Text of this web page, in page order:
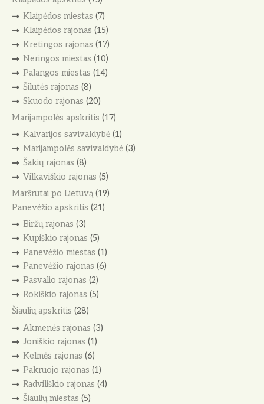
Klaipėdos miestas (7)
Klaipėdos rajonas (15)
Kretingos rajonas (17)
Neringos miestas (10)
Palangos miestas (14)
Šilutės rajonas (8)
Skuodo rajonas (20)
Marijampolės apskritis (17)
Kalvarijos savivaldybė(1)
Marijampolės savivaldybė(3)
Šakių rajonas (8)
Vilkaviškio rajonas (5)
Maršrutai po Lietuvą(19)
Panevėžio apskritis (21)
Biržų rajonas (3)
Kupiškio rajonas (5)
Panevėžio miestas (1)
Panevėžio rajonas (6)
Pasvalio rajonas (2)
Rokiškio rajonas (5)
Šiaulių apskritis (28)
Akmenės rajonas (3)
Joniškio rajonas (1)
Kelmės rajonas (6)
Pakruojo rajonas (1)
Radviliškio rajonas (4)
Šiaulių miestas (5)